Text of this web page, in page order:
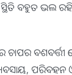
ବହୁତ ଭଲ
ପରିବହନ